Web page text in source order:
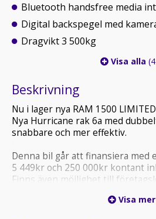
Bluetooth handsfree media
Digital backspegel med
Dragvikt 3 500kg
Visa alla
Beskrivning
Nu i lager nya RAM 1500
Nya Hurricane rak 6a med
snabbare och mer effektiv.
Denna bil går att finansiera med
5 449kr och 250 000kr kontant
Finns även möjlighet till
Visa mer